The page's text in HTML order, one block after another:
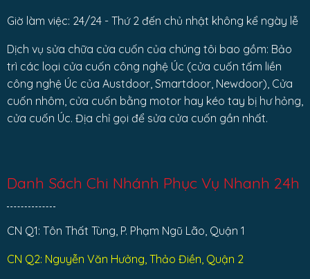
Giờ làm việc: 24/24 - Thứ 2 đến chủ nhật không kể ngày lễ
Dịch vụ sửa chữa cửa cuốn của chúng tôi bao gồm: Bảo
trì các loại cửa cuốn công nghệ Úc (cửa cuốn tấm liền
công nghệ Úc của Austdoor, Smartdoor, Newdoor), Cửa
cuốn nhôm, cửa cuốn bằng motor hay kéo tay bị hư hỏng,
cửa cuốn Úc. Địa chỉ gọi để sửa cửa cuốn gần nhất.
Danh Sách Chi Nhánh Phục Vụ Nhanh 24h
CN Q1: Tôn Thất Tùng, P. Phạm Ngũ Lão, Quận 1
CN Q2: Nguyễn Văn Hưởng, Thảo Điền, Quận 2